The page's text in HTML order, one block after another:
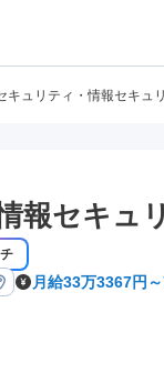
キュリティ・情報セキュ
報セキュ
月給33万3367円